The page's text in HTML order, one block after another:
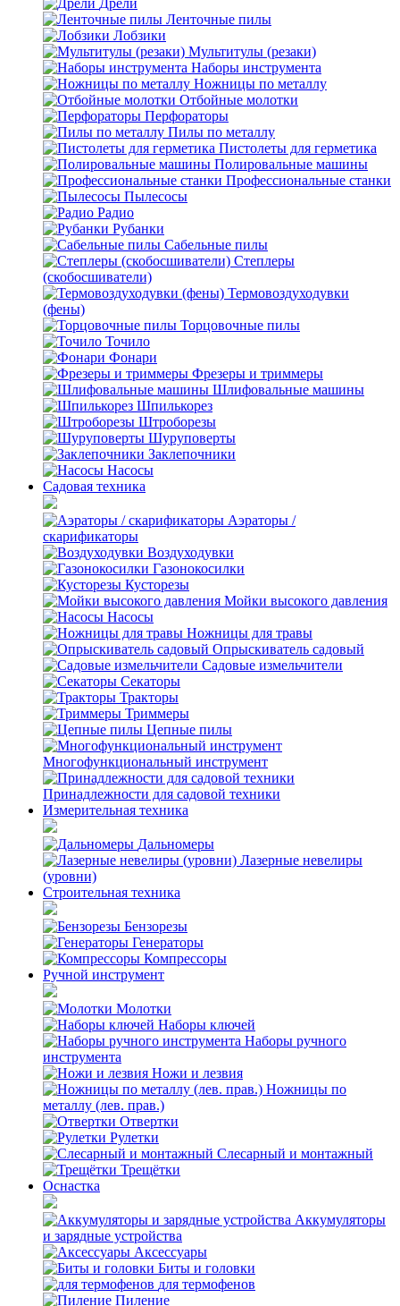
Дрели
Ленточные пилы
Лобзики
Мультитулы (резаки)
Наборы инструмента
Ножницы по металлу
Отбойные молотки
Перфораторы
Пилы по металлу
Пистолеты для герметика
Полировальные машины
Профессиональные станки
Пылесосы
Радио
Рубанки
Сабельные пилы
Степлеры
(скобосшиватели)
Термовоздуходувки
(фены)
Торцовочные пилы
Точило
Фонари
Фрезеры и триммеры
Шлифовальные машины
Шпилькорез
Штроборезы
Шуруповерты
Заклепочники
Насосы
Садовая техника
Аэраторы /
скарификаторы
Воздуходувки
Газонокосилки
Кусторезы
Мойки высокого давления
Насосы
Ножницы для травы
Опрыскиватель садовый
Садовые измельчители
Секаторы
Тракторы
Триммеры
Цепные пилы
Многофункциональный инструмент
Принадлежности для садовой техники
Измерительная техника
Дальномеры
Лазерные невелиры
(уровни)
Строительная техника
Бензорезы
Генераторы
Компрессоры
Ручной инструмент
Молотки
Наборы ключей
Наборы ручного
инструмента
Ножи и лезвия
Ножницы по
металлу (лев. прав.)
Отвертки
Рулетки
Слесарный и монтажный
Трещётки
Оснастка
Аккумуляторы
и зарядные устройства
Аксессуары
Биты и головки
для термофенов
Пиление